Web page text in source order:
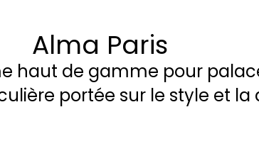
Alma Paris
haut de gamme pour
portée sur le style et la